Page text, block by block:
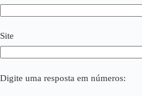
Site
Digite uma resposta em números: